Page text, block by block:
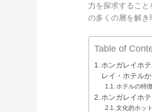
力を探求するこ
の多くの層を解き
Table of
ホンガレイホ
レイ・ホテル
ホテルの特
ホンガレイホ
文化的ホッ